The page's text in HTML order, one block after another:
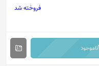
فروخته شد
ناموجود